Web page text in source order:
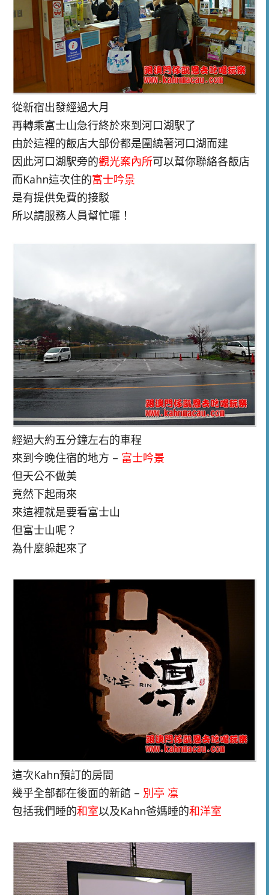
從新宿出發經過大月
再轉乘富士山急行終於來到河口湖駅了
由於這裡的飯店大部份都是圍繞著河口湖而建
因此河口湖駅旁的觀光案內所可以幫你聯絡各飯店
而Kahn這次住的富士吟景
是有提供免費的接駁
所以請服務人員幫忙囉！
經過大約五分鐘左右的車程
來到今晚住宿的地方 – 富士吟景
但天公不做美
竟然下起雨來
來這裡就是要看富士山
但富士山呢？
為什麼躲起來了
這次Kahn預訂的房間
幾乎全部都在後面的新館 – 別亭 凛
包括我們睡的和室以及Kahn爸媽睡的和洋室